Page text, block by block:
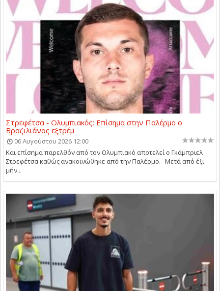
Στρεφέτσα - Ολυμπιακός: Επίσημα στην Παλέρμο ο
Βραζιλιάνος εξτρέμ
06 Αυγούστου 2026 12:00
Και επίσημα παρελθόν από τον Ολυμπιακό αποτελεί ο Γκάμπριελ
Στρεφέτσα καθώς ανακοινώθηκε από την Παλέρμο. Μετά από έξι
μήν...